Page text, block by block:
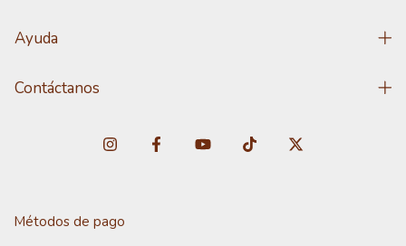
Ayuda
Contáctanos
Métodos de pago